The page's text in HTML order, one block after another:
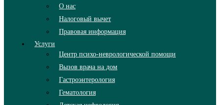
О нас
Налоговый вычет
Правовая информация
Услуги
Центр психо-неврологической помощи
Вызов врача на дом
Гастроэнтерология
Гематология